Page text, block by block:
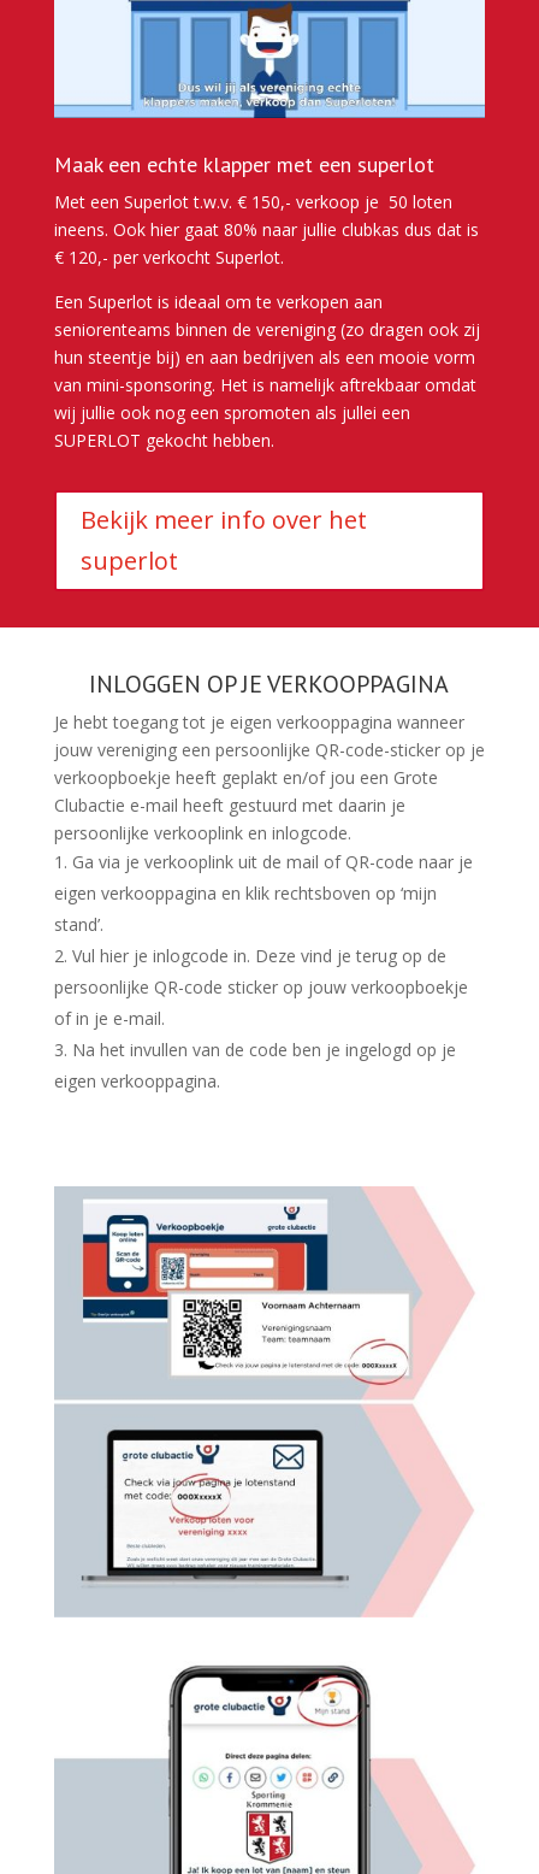
Maak een echte klapper met een superlot
Met een Superlot t.w.v. € 150,- verkoop je 50 loten
ineens. Ook hier gaat 80% naar jullie clubkas dus dat is
€ 120,- per verkocht Superlot.
Een Superlot is ideaal om te verkopen aan
seniorenteams binnen de vereniging (zo dragen ook zij
hun steentje bij) en aan bedrijven als een mooie vorm
van mini-sponsoring. Het is namelijk aftrekbaar omdat
wij jullie ook nog een spromoten als jullei een
SUPERLOT gekocht hebben.
Bekijk meer info over het
superlot
INLOGGEN OP JE VERKOOPPAGINA
Je hebt toegang tot je eigen verkooppagina wanneer
jouw vereniging een persoonlijke QR-code-sticker op je
verkoopboekje heeft geplakt en/of jou een Grote
Clubactie e-mail heeft gestuurd met daarin je
persoonlijke verkooplink en inlogcode.
Ga via je verkooplink uit de mail of QR-code naar je
eigen verkooppagina en klik rechtsboven op ‘mijn
stand’.
Vul hier je inlogcode in. Deze vind je terug op de
persoonlijke QR-code sticker op jouw verkoopboekje
of in je e-mail.
Na het invullen van de code ben je ingelogd op je
eigen verkooppagina.